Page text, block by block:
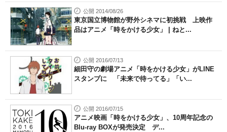
公開 2014/08/26
東京国立博物館が野外シネマに初挑戦 上映作
品はアニメ「時をかける少女」 | ねと...
公開 2016/07/13
細田守の劇場アニメ「時をかける少女」がLINE
スタンプに 「未来で待ってる」「い...
公開 2016/07/15
アニメ映画「時をかける少女」、10周年記念の
Blu-ray BOXが発売決定 デ...